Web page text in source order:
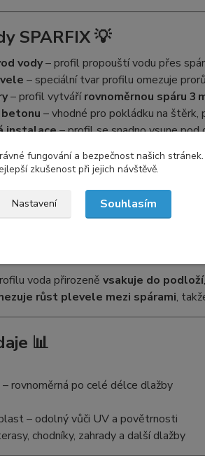
SPARFIX 💡
vody– profil propouští vodu přes
– speciální tvar profilu omezuje
– profil vytvářírovnoměrnou spáru 3
– vhodné pro pokládku na
instalace– profil se snadno vsune pod
– detailně a výhodně ✨
2000 mmje vyroben zkvalitního
voda přirozeně vsakuje do podloží
růst plevele mezi spárami,
📊
– rovnoměrná po celé délce dlažby
– odolný vůči UV a povětrnosti
chodníky, zahrady a další dlažby
fungování a bezpečnost našich
zkušenost při jejich návštěvě.
Nastavení Souhlasím